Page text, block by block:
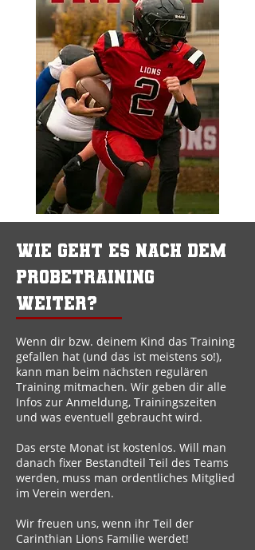
Wie geht es nach dem
Probetraining
weiter?
Wenn dir bzw. deinem Kind das Training
gefallen hat (und das ist meistens so!),
kann man beim nächsten regulären
Training mitmachen. Wir geben dir alle
Infos zur Anmeldung, Trainingszeiten
und was eventuell gebraucht wird.
Das erste Monat ist kostenlos. Will man
danach fixer Bestandteil Teil des Teams
werden, muss man ordentliches Mitglied
im Verein werden.
Wir freuen uns, wenn ihr Teil der
Carinthian Lions Familie werdet!